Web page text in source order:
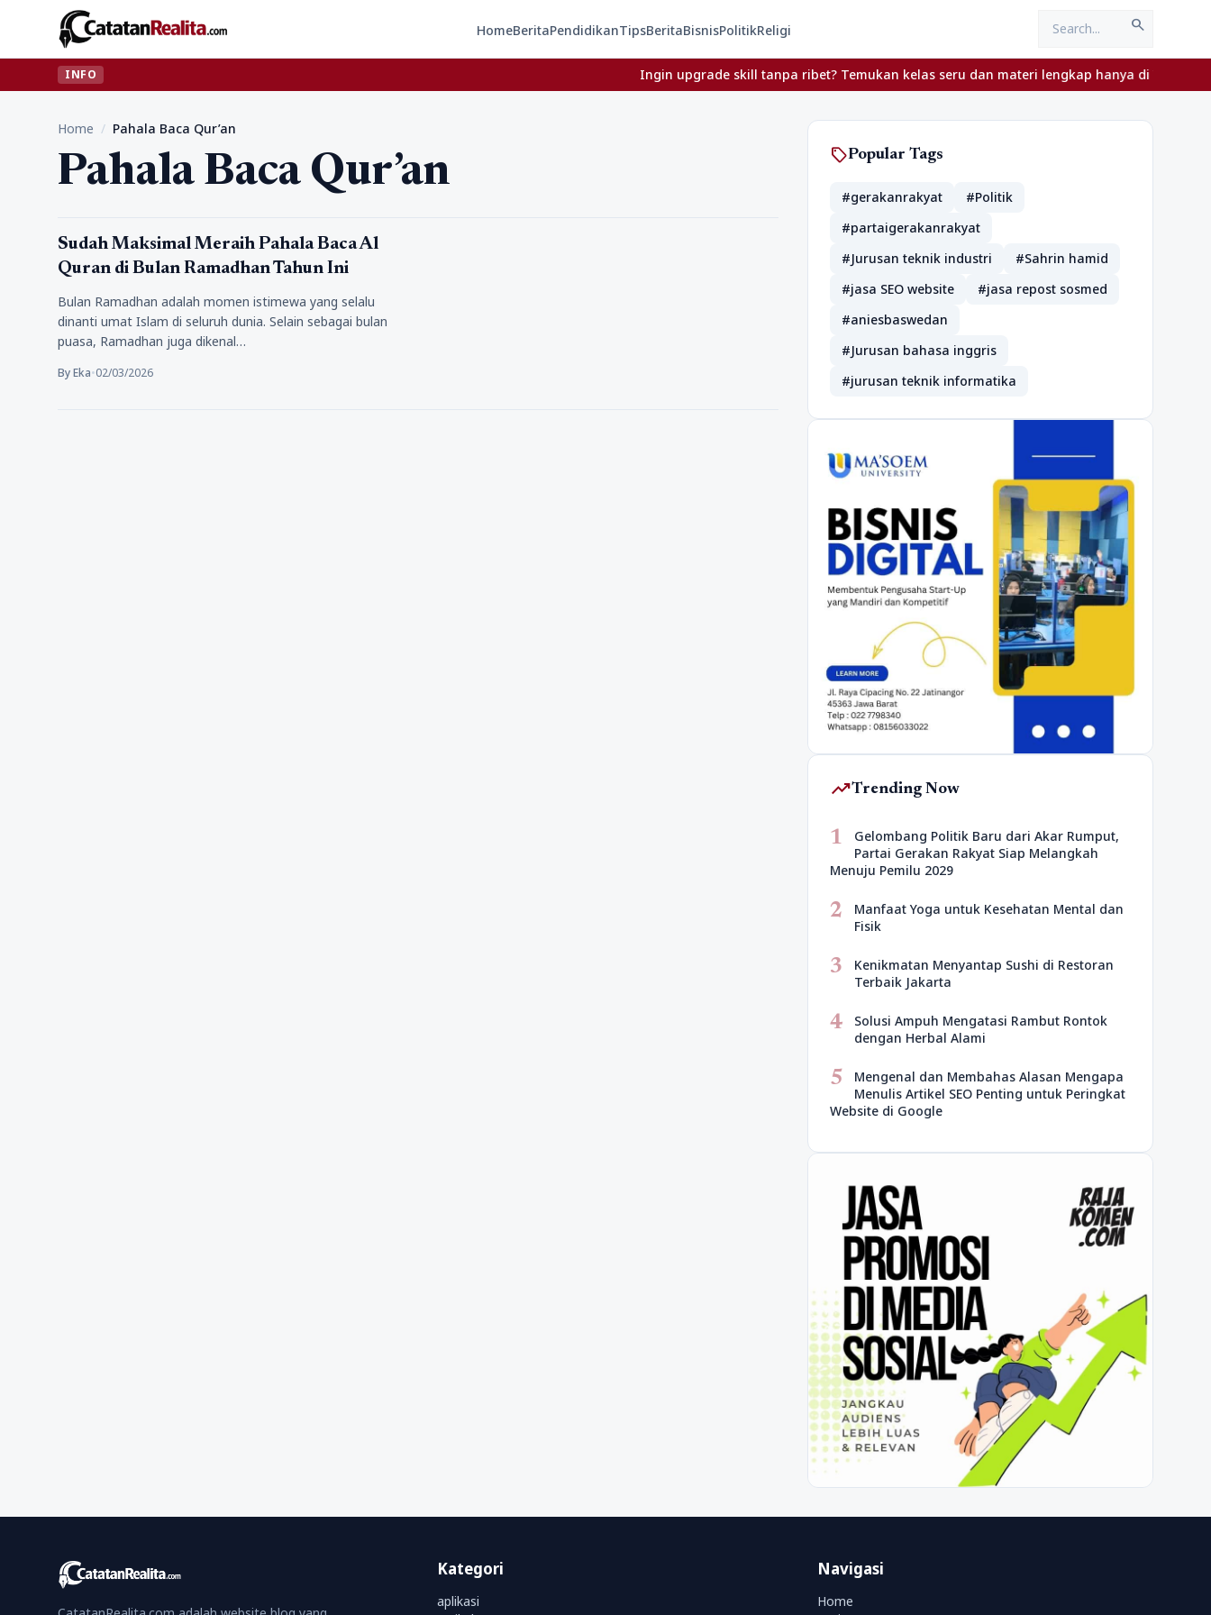
HomeBeritaPendidikanTipsBeritaBisnisPolitikReligi search
INFO Ingin upgrade skill tanpa ribet? Temukan kelas seru dan materi lengkap hanya di
Home / Pahala Baca Qur’an
Pahala Baca Qur’an
Religi
Sudah Maksimal Meraih Pahala Baca Al
Quran di Bulan Ramadhan Tahun Ini
Bulan Ramadhan adalah momen istimewa yang selalu
dinanti umat Islam di seluruh dunia. Selain sebagai bulan
puasa, Ramadhan juga dikenal…
By Eka•02/03/2026
sellPopular Tags
#gerakanrakyat
#Politik
#partaigerakanrakyat
#Jurusan teknik industri
#Sahrin hamid
#jasa SEO website
#jasa repost sosmed
#aniesbaswedan
#Jurusan bahasa inggris
#jurusan teknik informatika
trending_upTrending Now
1
Gelombang Politik Baru dari Akar Rumput,
Partai Gerakan Rakyat Siap Melangkah
Menuju Pemilu 2029
2
Manfaat Yoga untuk Kesehatan Mental dan
Fisik
3
Kenikmatan Menyantap Sushi di Restoran
Terbaik Jakarta
4
Solusi Ampuh Mengatasi Rambut Rontok
dengan Herbal Alami
5
Mengenal dan Membahas Alasan Mengapa
Menulis Artikel SEO Penting untuk Peringkat
Website di Google
Kategori
aplikasi
Navigasi
Home